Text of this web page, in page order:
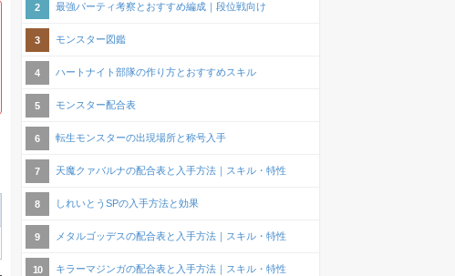
最強パーティ考察とおすすめ編成｜段位戦向け
モンスター図鑑
ハートナイト部隊の作り方とおすすめスキル
モンスター配合表
転生モンスターの出現場所と称号入手
天魔クァバルナの配合表と入手方法｜スキル・特性
しれいとうSPの入手方法と効果
メタルゴッデスの配合表と入手方法｜スキル・特性
キラーマジンガの配合表と入手方法｜スキル・特性